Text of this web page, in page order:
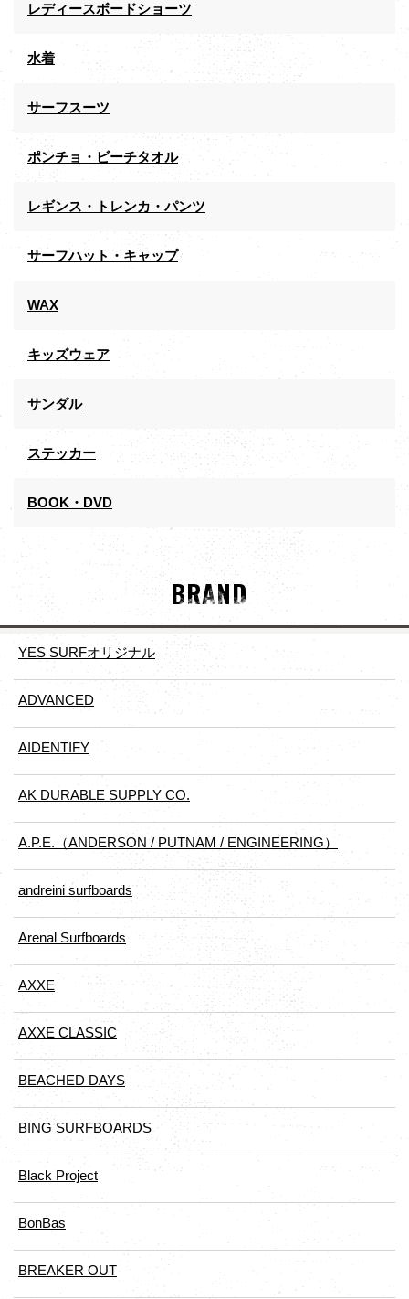
レディースボードショーツ
水着
サーフスーツ
ポンチョ・ビーチタオル
レギンス・トレンカ・パンツ
サーフハット・キャップ
WAX
キッズウェア
サンダル
ステッカー
BOOK・DVD
BRAND
YES SURFオリジナル
ADVANCED
AIDENTIFY
AK DURABLE SUPPLY CO.
A.P.E.（ANDERSON / PUTNAM / ENGINEERING）
andreini surfboards
Arenal Surfboards
AXXE
AXXE CLASSIC
BEACHED DAYS
BING SURFBOARDS
Black Project
BonBas
BREAKER OUT